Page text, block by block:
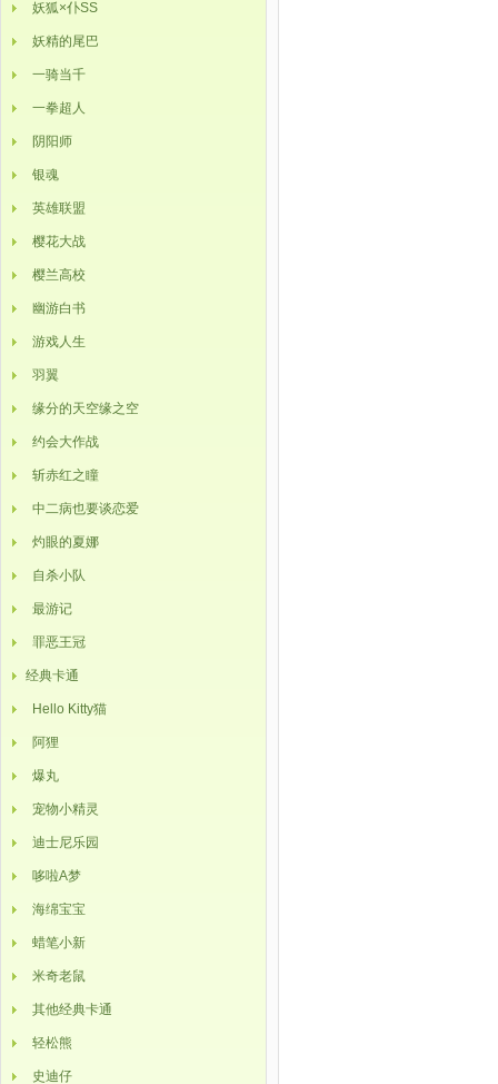
妖狐×仆SS
妖精的尾巴
一骑当千
一拳超人
阴阳师
银魂
英雄联盟
樱花大战
樱兰高校
幽游白书
游戏人生
羽翼
缘分的天空缘之空
约会大作战
斩赤红之瞳
中二病也要谈恋爱
灼眼的夏娜
自杀小队
最游记
罪恶王冠
经典卡通
Hello Kitty猫
阿狸
爆丸
宠物小精灵
迪士尼乐园
哆啦A梦
海绵宝宝
蜡笔小新
米奇老鼠
其他经典卡通
轻松熊
史迪仔